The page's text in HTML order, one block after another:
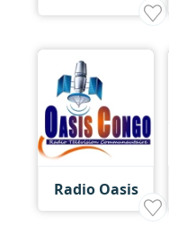
Radio Oasis